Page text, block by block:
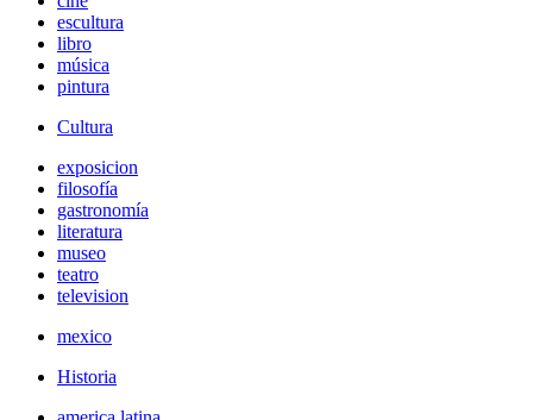
escultura
libro
música
pintura
Cultura
exposicion
filosofía
gastronomía
literatura
museo
teatro
television
mexico
Historia